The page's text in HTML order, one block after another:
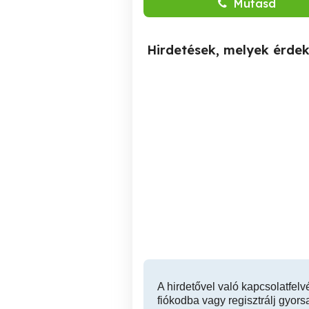
Mutasd
Hirdetések, melyek
A hirdetővel való
fiókodba vagy regisztrálj